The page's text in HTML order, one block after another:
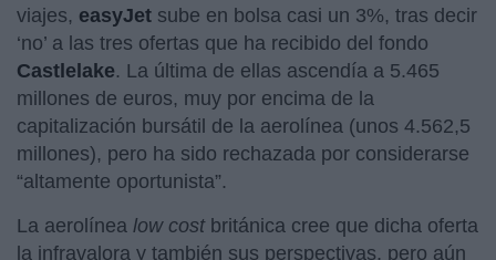
viajes, easyJet sube en bolsa casi un 3%, tras decir
‘no’ a las tres ofertas que ha recibido del fondo
Castlelake. La última de ellas ascendía a 5.465
millones de euros, muy por encima de la
capitalización bursátil de la aerolínea (unos 4.562,5
millones), pero ha sido rechazada por considerarse
“altamente oportunista”.
La aerolínea low costbritánica cree que dicha oferta
la infravalora y también sus perspectivas, pero aún